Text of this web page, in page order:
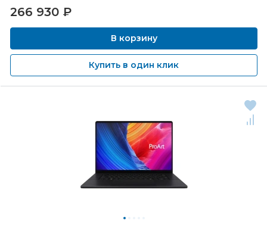
266 930 ₽
В корзину
Купить в один клик